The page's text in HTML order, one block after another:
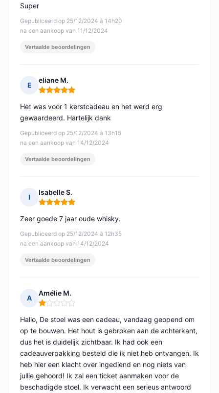
Gepubliceerd op 25/12/2024 à 14h20
na een aankoop van 11/12/2024
Super
Vertaalde beoordelingen
E
eliane M.
Opmerking: 5 van 5
Gepubliceerd op 25/12/2024 à 13h15
na een aankoop van 14/12/2024
Het was voor 1 kerstcadeau en het werd erg
gewaardeerd. Hartelijk dank
Vertaalde beoordelingen
I
Isabelle S.
Opmerking: 5 van 5
Gepubliceerd op 25/12/2024 à 12h35
na een aankoop van 14/12/2024
Zeer goede 7 jaar oude whisky.
Vertaalde beoordelingen
A
Amélie M.
Opmerking: 1 van 5
Hallo, De stoel was een cadeau, vandaag geopend om
op te bouwen. Het hout is gebroken aan de achterkant,
dus het is duidelijk zichtbaar. Ik had ook een
cadeauverpakking besteld die ik niet heb ontvangen. Ik
heb hier een klacht over ingediend en nog niets van
jullie gehoord! Ik zal een ticket aanmaken voor de
beschadigde stoel. Ik verwacht een serieus antwoord